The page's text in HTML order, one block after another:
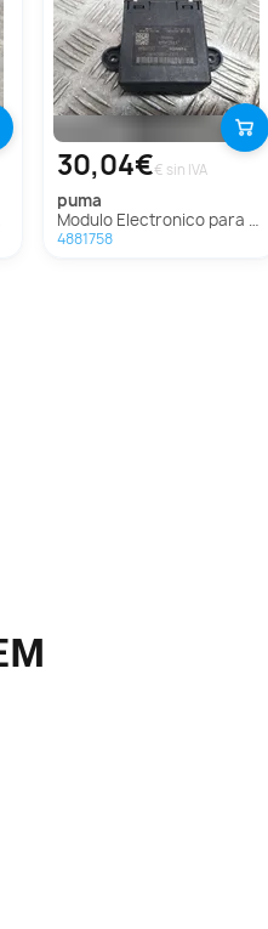
30,04€€ sin IVA
puma
Modulo Electronico para Ford Puma
4881758